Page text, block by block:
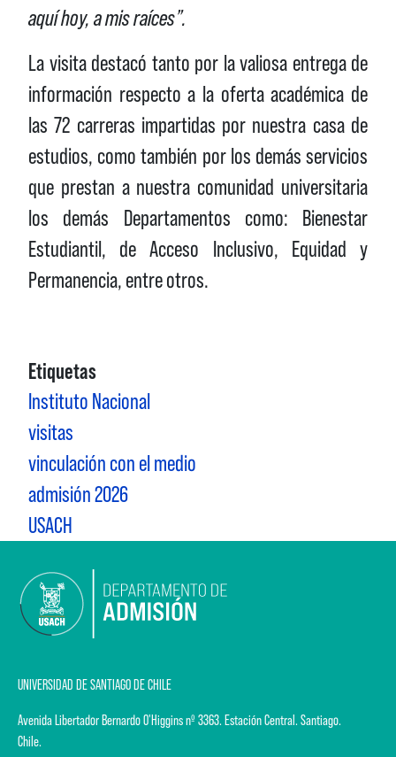
aquí hoy, a mis raíces”.
La visita destacó tanto por la valiosa entrega de
información respecto a la oferta académica de
las 72 carreras impartidas por nuestra casa de
estudios, como también por los demás servicios
que prestan a nuestra comunidad universitaria
los demás Departamentos como: Bienestar
Estudiantil, de Acceso Inclusivo, Equidad y
Permanencia, entre otros.
Etiquetas
Instituto Nacional
visitas
vinculación con el medio
admisión 2026
USACH
UNIVERSIDAD DE SANTIAGO DE CHILE
Avenida Libertador Bernardo O'Higgins nº 3363. Estación Central. Santiago.
Chile.